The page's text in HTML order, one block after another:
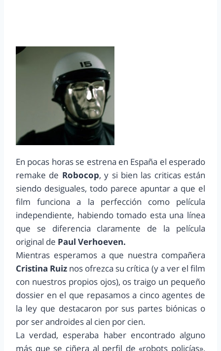
En pocas horas se estrena en España el esperado
remake de Robocop, y si bien las criticas están
siendo desiguales, todo parece apuntar a que el
film funciona a la perfección como película
independiente, habiendo tomado esta una línea
que se diferencia claramente de la película
original de Paul Verhoeven.
Mientras esperamos a que nuestra compañera
Cristina Ruiz nos ofrezca su crítica (y a ver el film
con nuestros propios ojos), os traigo un pequeño
dossier en el que repasamos a cinco agentes de
la ley que destacaron por sus partes biónicas o
por ser androides al cien por cien.
La verdad, esperaba haber encontrado alguno
más que se ciñera al perfil de «robots policías»,